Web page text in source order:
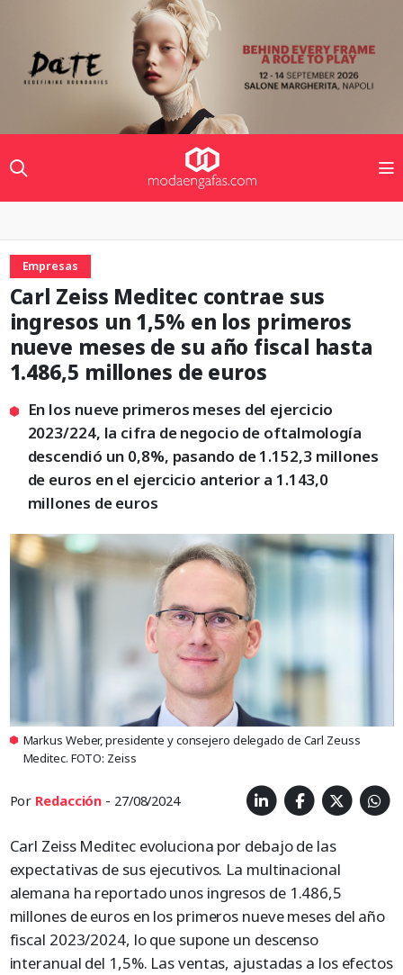
Empresas
Carl Zeiss Meditec contrae sus
ingresos un 1,5% en los primeros
nueve meses de su año fiscal hasta
1.486,5 millones de euros
En los nueve primeros meses del ejercicio
2023/224, la cifra de negocio de oftalmología
descendió un 0,8%, pasando de 1.152,3 millones
de euros en el ejercicio anterior a 1.143,0
millones de euros
Markus Weber, presidente y consejero delegado de Carl Zeuss
Meditec. FOTO: Zeiss
Por Redacción - 27/08/2024
Carl Zeiss Meditec evoluciona por debajo de las
expectativas de sus ejecutivos. La multinacional
alemana ha reportado unos ingresos de 1.486,5
millones de euros en los primeros nueve meses del año
fiscal 2023/2024, lo que supone un descenso
interanual del 1,5%. Las ventas, ajustadas a los efectos